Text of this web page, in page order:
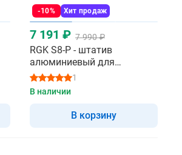
-10% Хит продаж
7 191 ₽ 7 990 ₽
RGK S8-P - штатив
алюминиевый для
нивелира1
В наличии
В корзину